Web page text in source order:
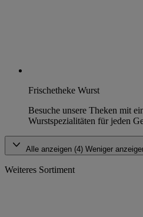
Frischetheke Wurst
Besuche unsere Theken mit
Wurstspezialitäten für jeden
Alle anzeigen (4) Weniger
Weiteres Sortiment